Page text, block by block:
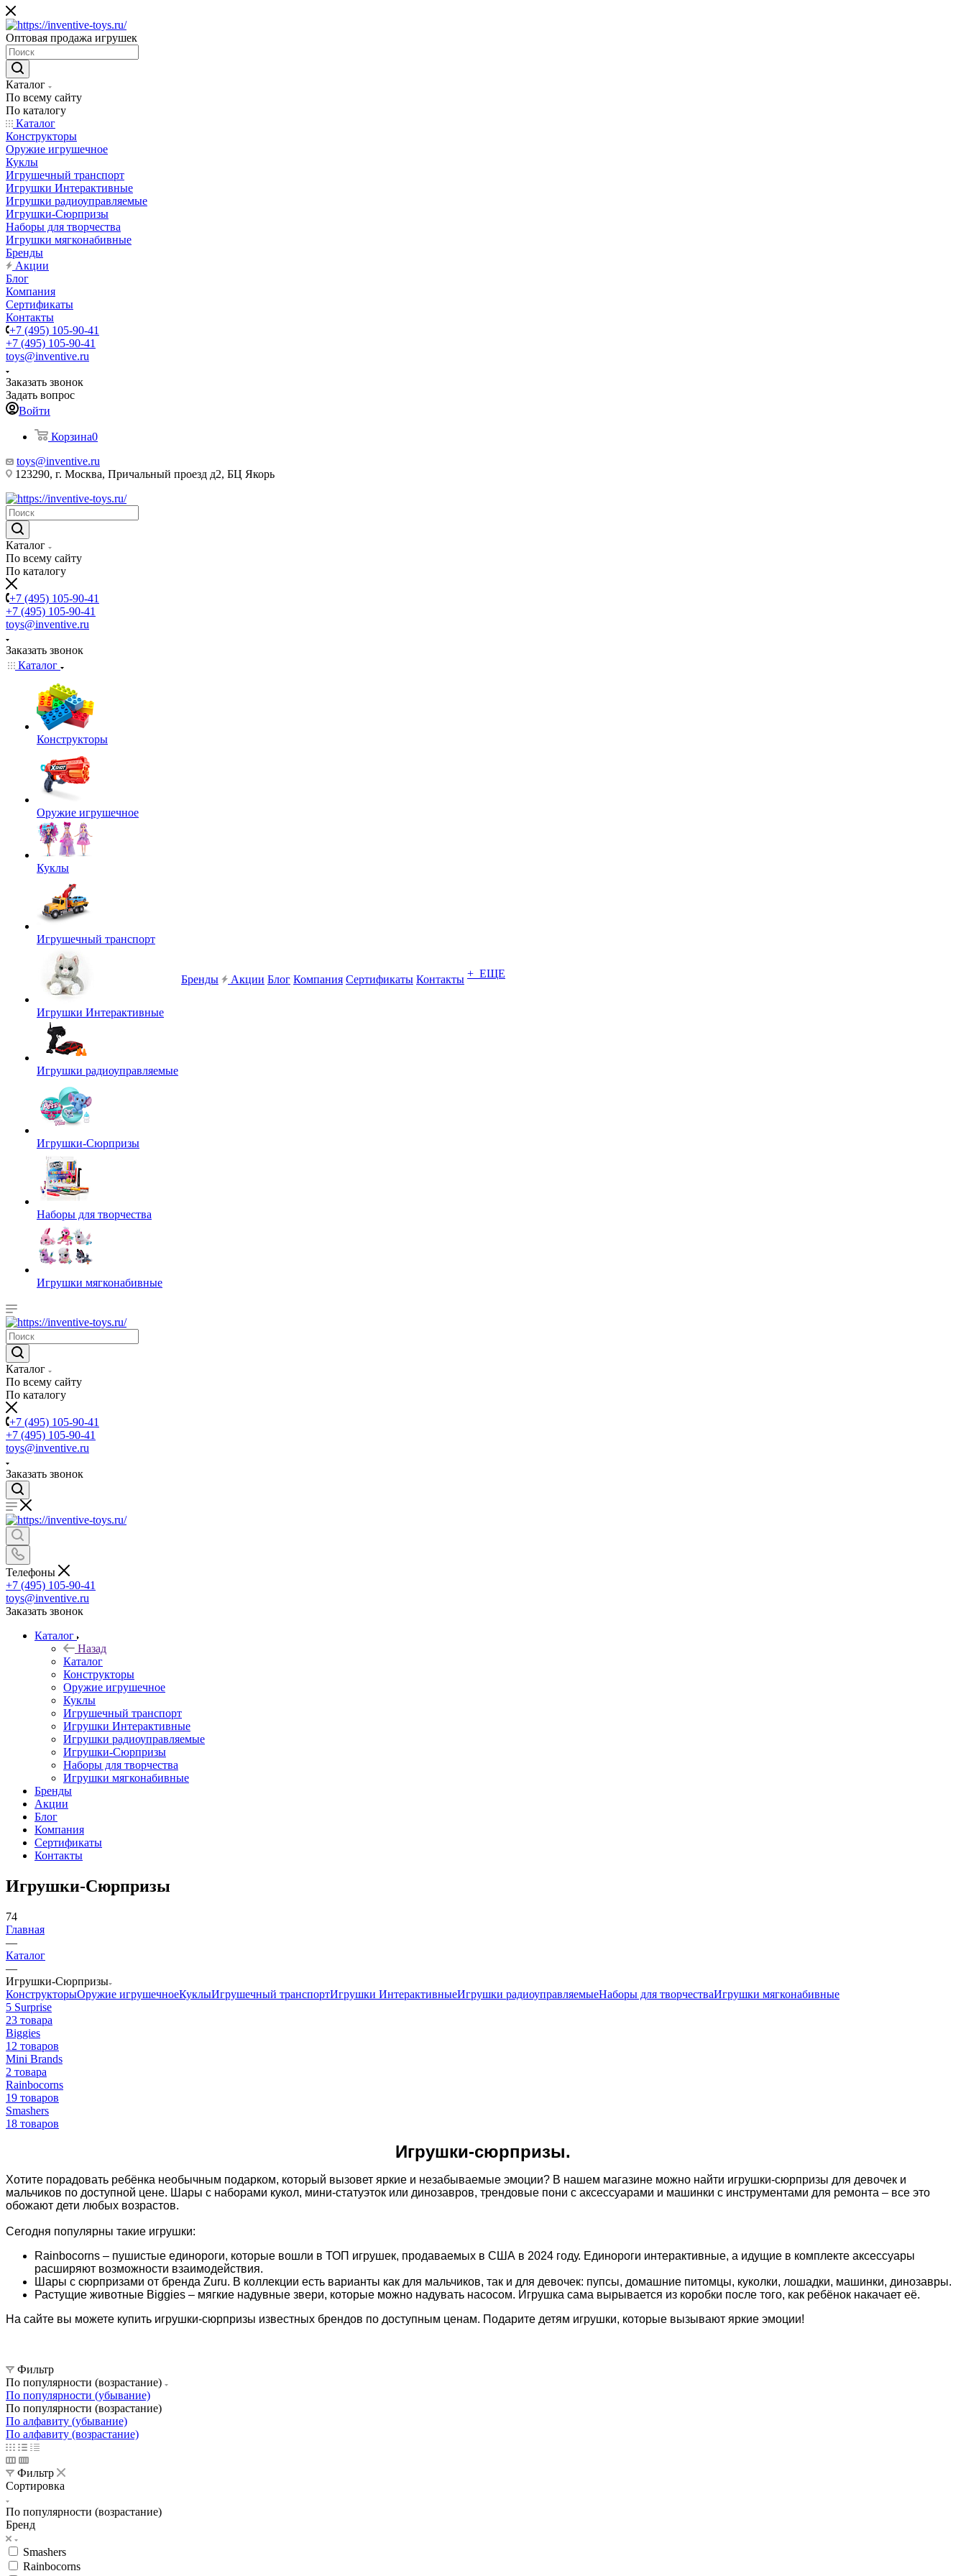
Оптовая продажа игрушек
Каталог
По всему сайту
По каталогу
Каталог
Конструкторы
Оружие игрушечное
Куклы
Игрушечный транспорт
Игрушки Интерактивные
Игрушки радиоуправляемые
Игрушки-Сюрпризы
Наборы для творчества
Игрушки мягконабивные
Бренды
Акции
Блог
Компания
Сертификаты
Контакты
+7 (495) 105-90-41
+7 (495) 105-90-41
toys@inventive.ru
Заказать звонок
Задать вопрос
Войти
Корзина0
toys@inventive.ru
123290, г. Москва, Причальный проезд д2, БЦ Якорь
Каталог
По всему сайту
По каталогу
+7 (495) 105-90-41
+7 (495) 105-90-41
toys@inventive.ru
Заказать звонок
Каталог
Конструкторы
Оружие игрушечное
Куклы
Игрушечный транспорт
Игрушки Интерактивные
Игрушки радиоуправляемые
Игрушки-Сюрпризы
Наборы для творчества
Игрушки мягконабивные
Бренды Акции Блог Компания Сертификаты Контакты + ЕЩЕ
Каталог
По всему сайту
По каталогу
+7 (495) 105-90-41
+7 (495) 105-90-41
toys@inventive.ru
Заказать звонок
Телефоны
+7 (495) 105-90-41
toys@inventive.ru
Заказать звонок
Каталог
Назад
Каталог
Конструкторы
Оружие игрушечное
Куклы
Игрушечный транспорт
Игрушки Интерактивные
Игрушки радиоуправляемые
Игрушки-Сюрпризы
Наборы для творчества
Игрушки мягконабивные
Бренды
Акции
Блог
Компания
Сертификаты
Контакты
Игрушки-Сюрпризы
74
Главная
—
Каталог
—
Игрушки-Сюрпризы
КонструкторыОружие игрушечноеКуклыИгрушечный транспортИгрушки ИнтерактивныеИгрушки радиоуправляемыеНаборы для творчестваИгрушки мягконабивные
5 Surprise
23 товара
Biggies
12 товаров
Mini Brands
2 товара
Rainbocorns
19 товаров
Smashers
18 товаров
Игрушки-сюрпризы.
Хотите порадовать ребёнка необычным подарком, который вызовет яркие и незабываемые эмоции? В нашем магазине можно найти игрушки-сюрпризы для девочек и
мальчиков по доступной цене. Шары с наборами кукол, мини-статуэток или динозавров, трендовые пони с аксессуарами и машинки с инструментами для ремонта – все это
обожают дети любых возрастов.
Сегодня популярны такие игрушки:
Rainbocorns – пушистые единороги, которые вошли в ТОП игрушек, продаваемых в США в 2024 году. Единороги интерактивные, а идущие в комплекте аксессуары
расширяют возможности взаимодействия.
Шары с сюрпризами от бренда Zuru. В коллекции есть варианты как для мальчиков, так и для девочек: пупсы, домашние питомцы, куколки, лошадки, машинки, динозавры.
Растущие животные Biggies – мягкие надувные звери, которые можно надувать насосом. Игрушка сама вырывается из коробки после того, как ребёнок накачает её.
На сайте вы можете купить игрушки-сюрпризы известных брендов по доступным ценам. Подарите детям игрушки, которые вызывают яркие эмоции!
Фильтр
По популярности (возрастание)
По популярности (убывание)
По популярности (возрастание)
По алфавиту (убывание)
По алфавиту (возрастание)
Фильтр
Сортировка
По популярности (возрастание)
Бренд
Smashers
Rainbocorns